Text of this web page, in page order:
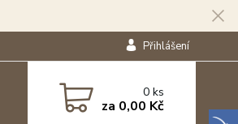
Přihlášení
0ks
za 0,00 Kč